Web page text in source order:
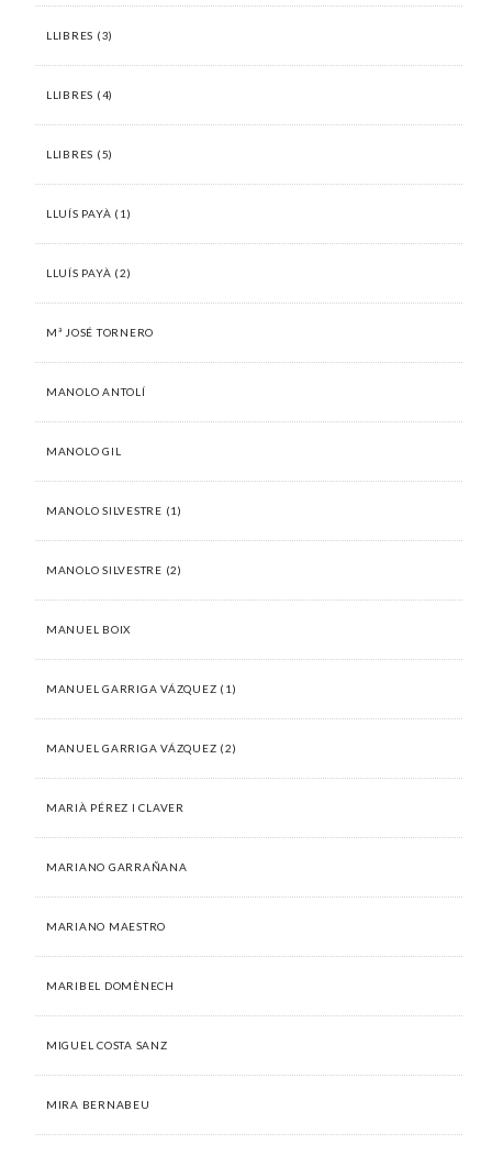
LLIBRES (3)
LLIBRES (4)
LLIBRES (5)
LLUÍS PAYÀ (1)
LLUÍS PAYÀ (2)
Mª JOSÉ TORNERO
MANOLO ANTOLÍ
MANOLO GIL
MANOLO SILVESTRE (1)
MANOLO SILVESTRE (2)
MANUEL BOIX
MANUEL GARRIGA VÁZQUEZ (1)
MANUEL GARRIGA VÁZQUEZ (2)
MARIÀ PÉREZ I CLAVER
MARIANO GARRAÑANA
MARIANO MAESTRO
MARIBEL DOMÈNECH
MIGUEL COSTA SANZ
MIRA BERNABEU